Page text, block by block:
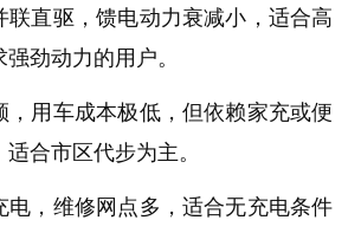
联直驱，馈电动力衰减小，适合高
劲动力的用户。
，用车成本极低，但依赖家充或便
合市区代步为主。
电，维修网点多，适合无充电条件